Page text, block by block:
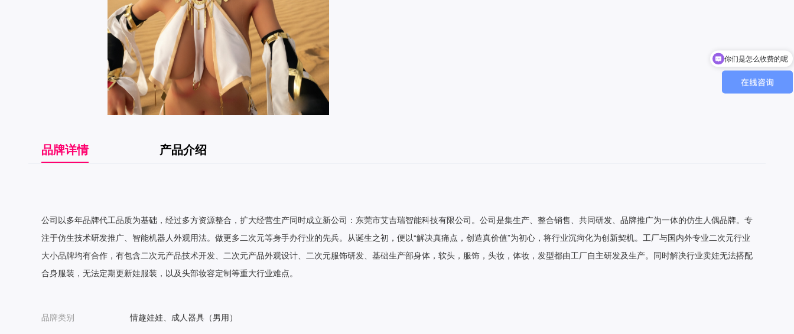
品牌详情 产品介绍
公司以多年品牌代工品质为基础，经过多方资源整合，扩大经营生产同时成立新公司：东莞市艾吉瑞智能科技有限公司。公司是集生产、整合销售、共同研发、品牌推广为一体的仿生人偶品牌。专
注于仿生技术研发推广、智能机器人外观用法。做更多二次元等身手办行业的先兵。从诞生之初，便以“解决真痛点，创造真价值”为初心，将行业沉疴化为创新契机。工厂与国内外专业二次元行业
大小品牌均有合作，有包含二次元产品技术开发、二次元产品外观设计、二次元服饰研发、基础生产部身体，软头，服饰，头妆，体妆，发型都由工厂自主研发及生产。同时解决行业卖娃无法搭配
合身服装，无法定期更新娃服装，以及头部妆容定制等重大行业难点。
品牌类别 情趣娃娃、成人器具（男用）
你们是怎么收费的呢
现在有优惠活动吗